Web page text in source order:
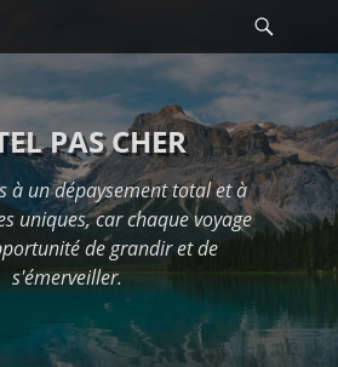
PAS CHER
à un dépaysement total et à
uniques, car chaque voyage
de grandir et de
s'émerveiller.